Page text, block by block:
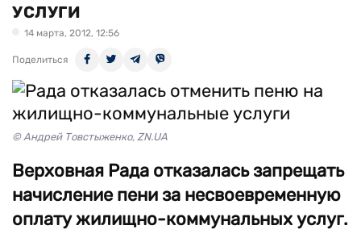
УСЛУГИ
14 марта, 2012, 12:56
Поделиться
© Андрей Товстыженко, ZN.UA
Верховная Рада отказалась запрещать
начисление пени за несвоевременную
оплату жилищно-коммунальных услуг.